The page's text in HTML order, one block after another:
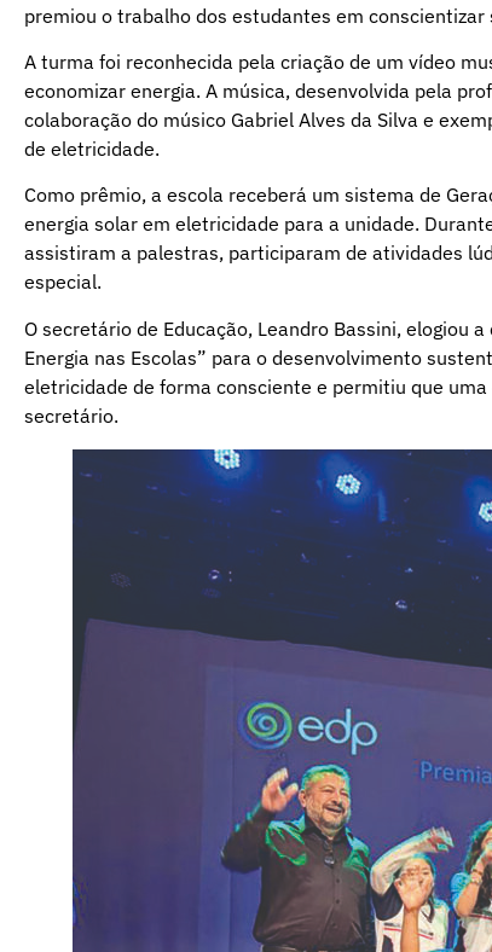
premiou o trabalho dos estudantes em
A turma foi reconhecida pela criação de um vídeo
economizar energia. A música, desenvolvida pela
colaboração do músico Gabriel Alves da Silva e
de eletricidade.
Como prêmio, a escola receberá um sistema de
energia solar em eletricidade para a unidade.
assistiram a palestras, participaram de atividades
especial.
O secretário de Educação, Leandro Bassini, elogiou
Energia nas Escolas” para o desenvolvimento
eletricidade de forma consciente e permitiu que
secretário.